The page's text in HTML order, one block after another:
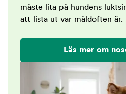
måste lita på hundens
att lista ut var måldoften är.
Läs mer om